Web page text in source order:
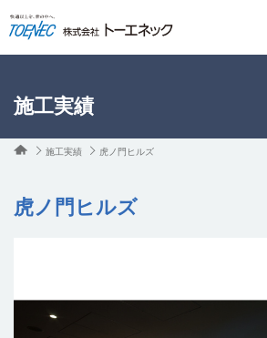
施工実績
施工実績 虎ノ門ヒルズ
虎ノ門ヒルズ